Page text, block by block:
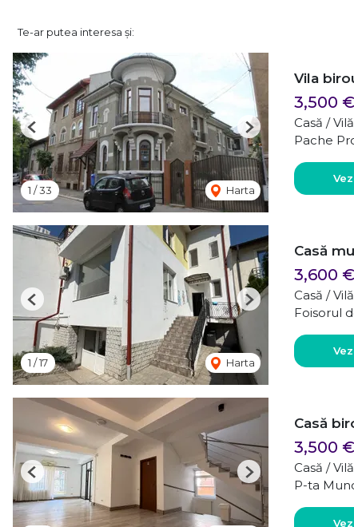
Te-ar putea interesa și:
1 /33 Harta
Previous Next
Vila
3,500 €
Casă /
Pache
1 /17 Harta
Previous Next
Casă
3,600 €
Casă /
Foisorul
Previous Next
Casă
3,500 €
Casă /
P-ta